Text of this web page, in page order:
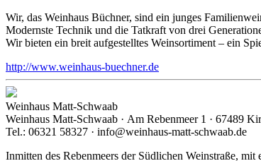
Wir, das Weinhaus Büchner, sind ein junges
Modernste Technik und die Tatkraft von drei
Wir bieten ein breit aufgestelltes Weinsortiment – ein
http://www.weinhaus-buechner.de
Weinhaus Matt-Schwaab
Weinhaus Matt-Schwaab · Am Rebenmeer 1 · 67489
Tel.: 06321 58327 · info@weinhaus-matt-schwaab.de
Inmitten des Rebenmeers der Südlichen Weinstraße,